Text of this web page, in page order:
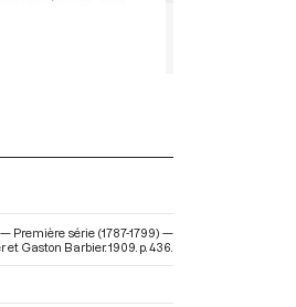
Première série (1787-1799) —
Gaston Barbier. 1909. p. 436.